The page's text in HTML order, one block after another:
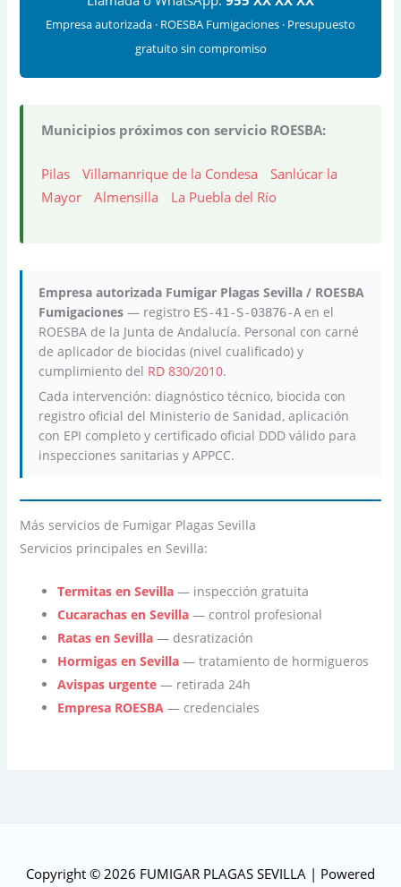
Empresa autorizada · ROESBA Fumigaciones · Presupuesto
gratuito sin compromiso
Municipios próximos con servicio ROESBA:
Pilas Villamanrique de la Condesa
Sanlúcar la
Mayor
Almensilla La Puebla del Río
Empresa autorizada Fumigar Plagas Sevilla / ROESBA
Fumigaciones — registro ES-41-S-03876-A en el
ROESBA de la Junta de Andalucía. Personal con carné
de aplicador de biocidas (nivel cualificado) y
cumplimiento del RD 830/2010.
Cada intervención: diagnóstico técnico, biocida con
registro oficial del Ministerio de Sanidad, aplicación
con EPI completo y certificado oficial DDD válido para
inspecciones sanitarias y APPCC.
Más servicios de Fumigar Plagas Sevilla
Servicios principales en Sevilla:
Termitas en Sevilla — inspección gratuita
Cucarachas en Sevilla — control profesional
Ratas en Sevilla — desratización
Hormigas en Sevilla — tratamiento de hormigueros
Avispas urgente — retirada 24h
Empresa ROESBA — credenciales
Copyright © 2026 FUMIGAR PLAGAS SEVILLA | Powered